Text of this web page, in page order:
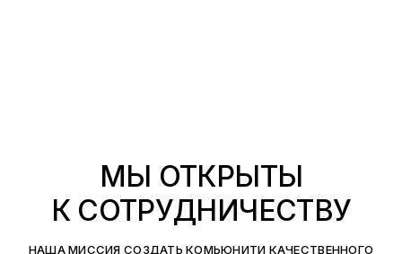
МЫ ОТКРЫТЫ
К СОТРУДНИЧЕСТВУ
НАША МИССИЯ СОЗДАТЬ КОМЬЮНИТИ КАЧЕСТВЕННОГО